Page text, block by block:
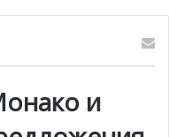
и